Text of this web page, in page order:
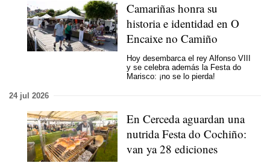
Camariñas honra su
historia e identidad en O
Encaixe no Camiño
Hoy desembarca el rey Alfonso VIII
y se celebra además la Festa do
Marisco: ¡no se lo pierda!
24 jul 2026
En Cerceda aguardan una
nutrida Festa do Cochiño:
van ya 28 ediciones